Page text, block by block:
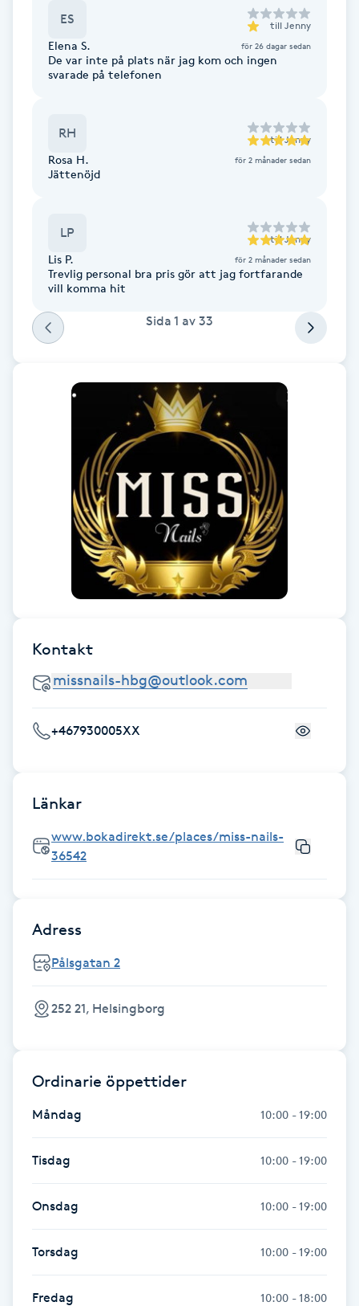
Fotsvamp
Fotvård
Fransförlängning
Fransförlängning Megavolym
Fransförlängning Volym
Frekvensterapi
Friskvårdsmassage
Funktionsanalys
Färgning
Föning
G
Gel naglar
Gelenaglar
Gellack
Gellack med förstärkning
Gua Sha-massage
ES till Jenny
Elena S. för 26 dagar sedan
De var inte på plats när jag kom och ingen
svarade på telefonen
RH till Jenny
Rosa H. för 2 månader sedan
Jättenöjd
LP till Jenny
Lis P. för 2 månader sedan
Trevlig personal bra pris gör att jag fortfarande
vill komma hit
Sida 1 av 33
Kontakt
+467930005XX
Länkar
www.bokadirekt.se/places/miss-nails-
36542
Adress
Pålsgatan 2
252 21, Helsingborg
Ordinarie öppettider
Måndag 10:00 - 19:00
Tisdag 10:00 - 19:00
Onsdag 10:00 - 19:00
Torsdag 10:00 - 19:00
Fredag 10:00 - 18:00